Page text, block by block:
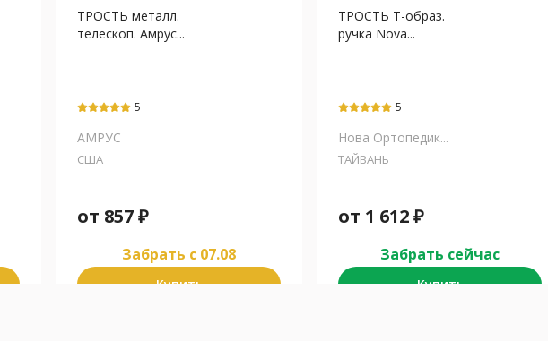
ТРОСТЬ металл.
телескоп. Амрус...
5
АМРУС
США
от 857₽
Забрать c 07.08
Купить
ТРОСТЬ Т-образ.
ручка Nova...
5
Нова Ортопедик...
ТАЙВАНЬ
от 1 612₽
Забрать сейчас
Купить